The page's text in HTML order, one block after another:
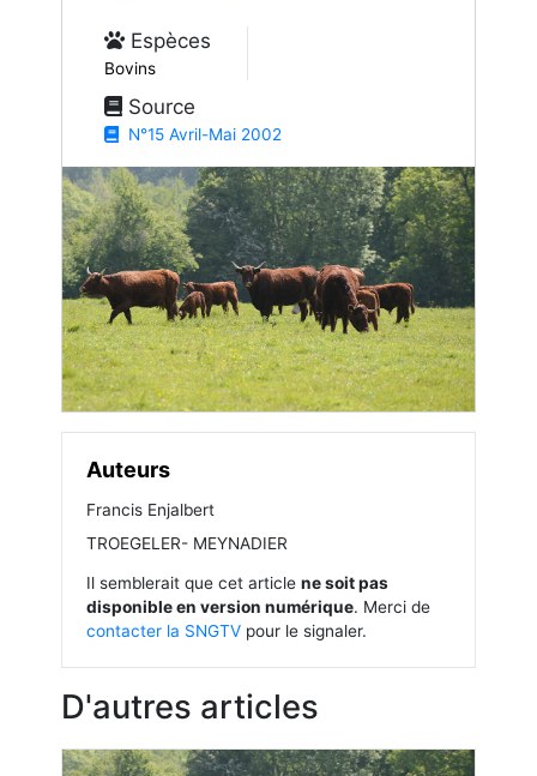
Espèces
Bovins
Source
N°15 Avril-Mai 2002
Auteurs
Francis Enjalbert
TROEGELER- MEYNADIER
Il semblerait que cet article ne soit pas
disponible en version numérique. Merci de
contacter la SNGTV pour le signaler.
D'autres articles